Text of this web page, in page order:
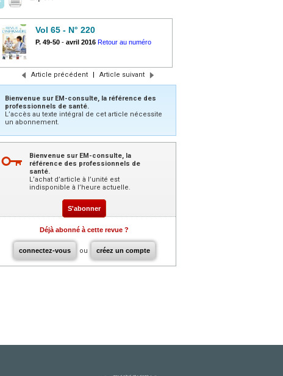
Vol 65 - N° 220
P. 49-50 - avril 2016 Retour au numéro
Article précédent | Article suivant
Bienvenue sur EM-consulte, la référence des
professionnels de santé.
L’accès au texte intégral de cet article nécessite
un abonnement.
Bienvenue sur EM-consulte, la
référence des professionnels de
santé.
L’achat d’article à l’unité est
indisponible à l’heure actuelle.
S'abonner
Déjà abonné à cette revue ?
connectez-vous ou créez un compte